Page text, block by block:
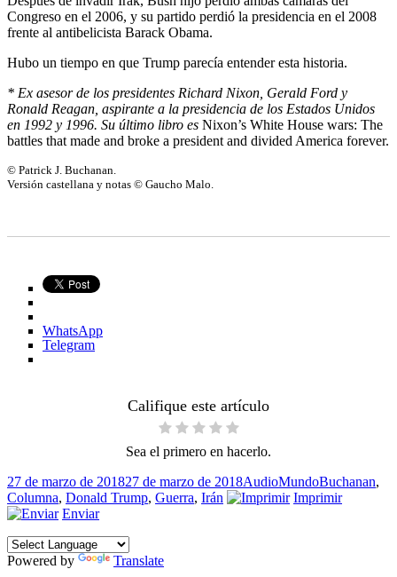
Congreso en el 2006, y su partido perdió la presidencia en el 2008
frente al antibelicista Barack Obama.
Hubo un tiempo en que Trump parecía entender esta historia.
* Ex asesor de los presidentes Richard Nixon, Gerald Ford y
Ronald Reagan, aspirante a la presidencia de los Estados Unidos
en 1992 y 1996. Su último libro es Nixon’s White House wars: The
battles that made and broke a president and divided America forever.
© Patrick J. Buchanan.
Versión castellana y notas © Gaucho Malo.
WhatsApp
Telegram
Califique este artículo
Sea el primero en hacerlo.
Publicado
el
27 de marzo de 201827 de marzo de 2018Formato
AudioCategorías
MundoEtiquetas
Buchanan,
Columna, Donald Trump, Guerra, Irán
Imprimir
Enviar
Powered by Translate